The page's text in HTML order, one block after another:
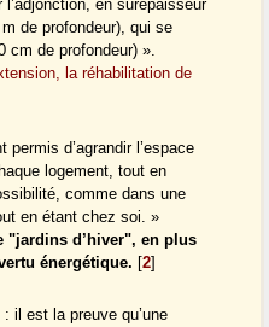
en surépaisseur
de profondeur), qui se
cm de profondeur) ».
la réhabilitation de
d’agrandir l’espace
logement, tout en
comme dans une
en étant chez soi. »
"jardins d’hiver", en plus
énergétique. [2]
il est la preuve qu’une